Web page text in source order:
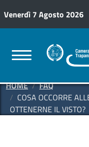
Venerdì 7 Agosto 2026
HOME
FAQ
COSA OCCORRE
OTTENERNE IL VISTO?